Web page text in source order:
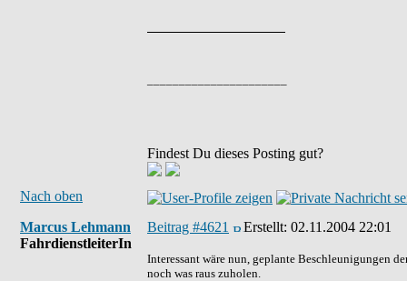
Findest Du dieses Posting gut?
Nach oben
Marcus Lehmann
FahrdienstleiterIn
Beitrag #4621 Erstellt: 02.11.2004 22:01
Interessant wäre nun, geplante Beschleunigungen
noch was raus zuholen.